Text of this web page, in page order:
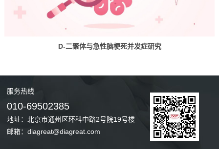
D-二聚体与急性脑梗死并发症研究
服务热线
010-69502385
地址：北京市通州区环科中路2号院19号楼
邮箱：diagreat@diagreat.com